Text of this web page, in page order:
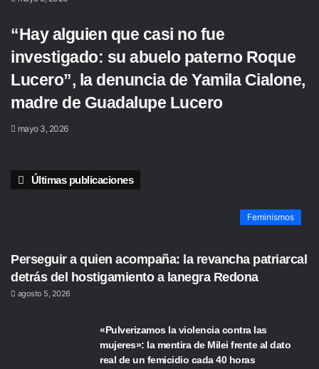
“Hay alguien que casi no fue
investigado: su abuelo paterno Roque
Lucero”, la denuncia de Yamila Cialone,
madre de Guadalupe Lucero
mayo 3, 2026
Últimas publicaciones
Feminismos
Perseguir a quien acompaña: la revancha patriarcal
detrás del hostigamiento a lanegra Redona
agosto 5, 2026
«Pulverizamos la violencia contra las
mujeres»: la mentira de Milei frente al dato
real de un femicidio cada 40 horas